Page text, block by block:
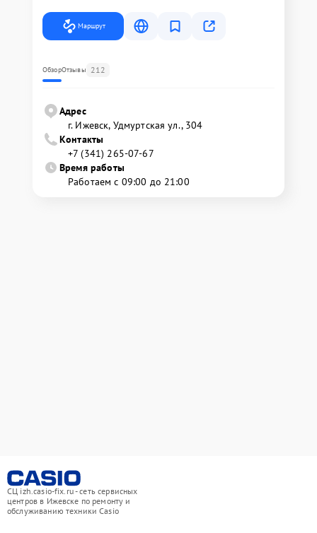
Маршрут
ОбзорОтзывы 212
Адрес
г. Ижевск, Удмуртская ул., 304
Контакты
+7 (341) 265-07-67
Время работы
Работаем с 09:00 до 21:00
СЦ izh.casio-fix.ru - сеть сервисных
центров в Ижевске по ремонту и
обслуживанию техники Casio